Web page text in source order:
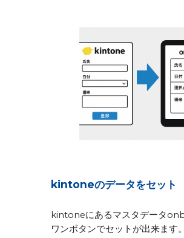
kintoneのデータをセット
kintoneにあるマスタデータ
ワンボタンでセットが出来ます